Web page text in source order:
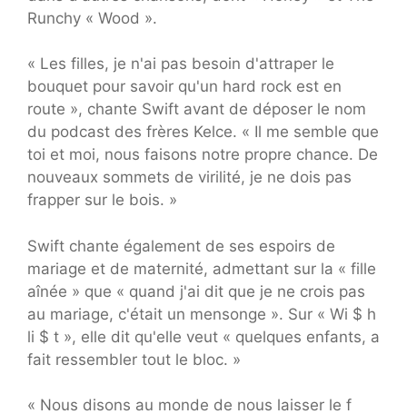
Runchy « Wood ».
« Les filles, je n'ai pas besoin d'attraper le
bouquet pour savoir qu'un hard rock est en
route », chante Swift avant de déposer le nom
du podcast des frères Kelce. « Il me semble que
toi et moi, nous faisons notre propre chance. De
nouveaux sommets de virilité, je ne dois pas
frapper sur le bois. »
Swift chante également de ses espoirs de
mariage et de maternité, admettant sur la « fille
aînée » que « quand j'ai dit que je ne crois pas
au mariage, c'était un mensonge ». Sur « Wi $ h
li $ t », elle dit qu'elle veut « quelques enfants, a
fait ressembler tout le bloc. »
« Nous disons au monde de nous laisser le f